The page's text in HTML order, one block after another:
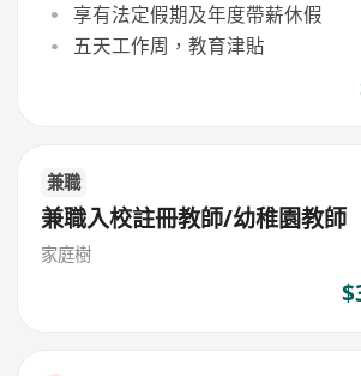
享有法定假期及年度帶薪休假
五天工作周，教育津貼
兼職
兼職入校註冊教師/幼稚園教師
家庭樹